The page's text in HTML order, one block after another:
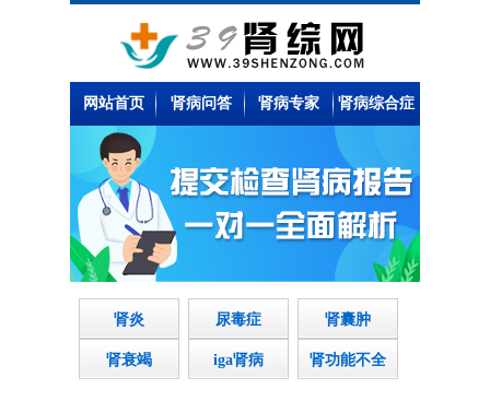
网站首页 肾病问答 肾病专家 肾病综合症
肾炎 尿毒症 肾囊肿
肾衰竭 iga肾病 肾功能不全